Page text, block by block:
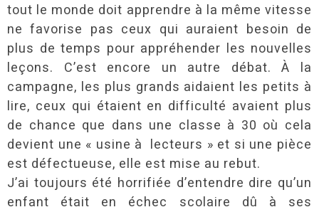
tout le monde doit apprendre à la même vitesse
ne favorise pas ceux qui auraient besoin de
plus de temps pour appréhender les nouvelles
leçons. C’est encore un autre débat. À la
campagne, les plus grands aidaient les petits à
lire, ceux qui étaient en difficulté avaient plus
de chance que dans une classe à 30 où cela
devient une « usine à lecteurs » et si une pièce
est défectueuse, elle est mise au rebut.
J’ai toujours été horrifiée d’entendre dire qu’un
enfant était en échec scolaire dû à ses